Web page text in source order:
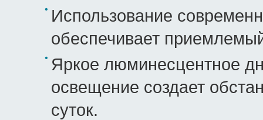
Использование
обеспечивает
Яркое люминесцентное
освещение создает
суток.